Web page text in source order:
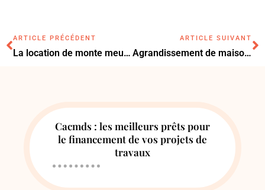
ARTICLE PRÉCÉDENT
La location de monte meubles à Paris pour déménager
ARTICLE SUIVANT
Agrandissement de maison sur le côté : avantages, coûts et conseils pratiques
Cacmds : les meilleurs prêts pour
le financement de vos projets de
travaux